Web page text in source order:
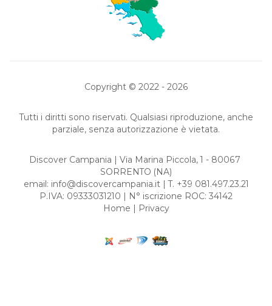
Copyright © 2022 - 2026
Tutti i diritti sono riservati. Qualsiasi riproduzione, anche
parziale, senza autorizzazione è vietata.
Discover Campania | Via Marina Piccola, 1 - 80067
SORRENTO (NA)
email: info@discovercampania.it| T. +39 081.497.23.21
P.IVA: 09333031210 | N° iscrizione ROC: 34142
Home | Privacy